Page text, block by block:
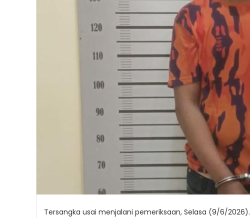
Tersangka usai menjalani pemeriksaan, Selasa (9/6/2026).